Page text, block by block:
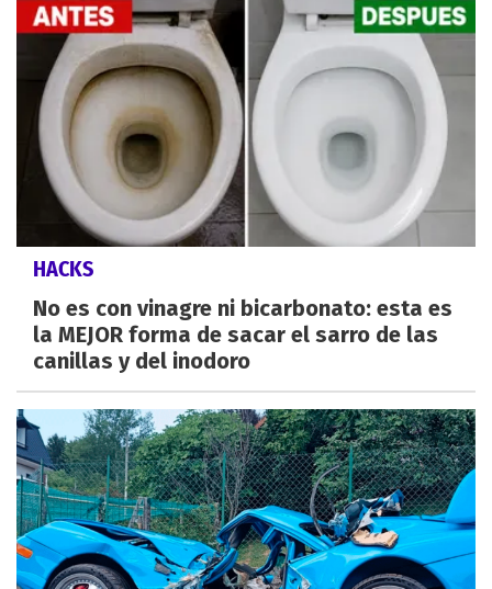
HACKS
No es con vinagre ni bicarbonato: esta es
la MEJOR forma de sacar el sarro de las
canillas y del inodoro